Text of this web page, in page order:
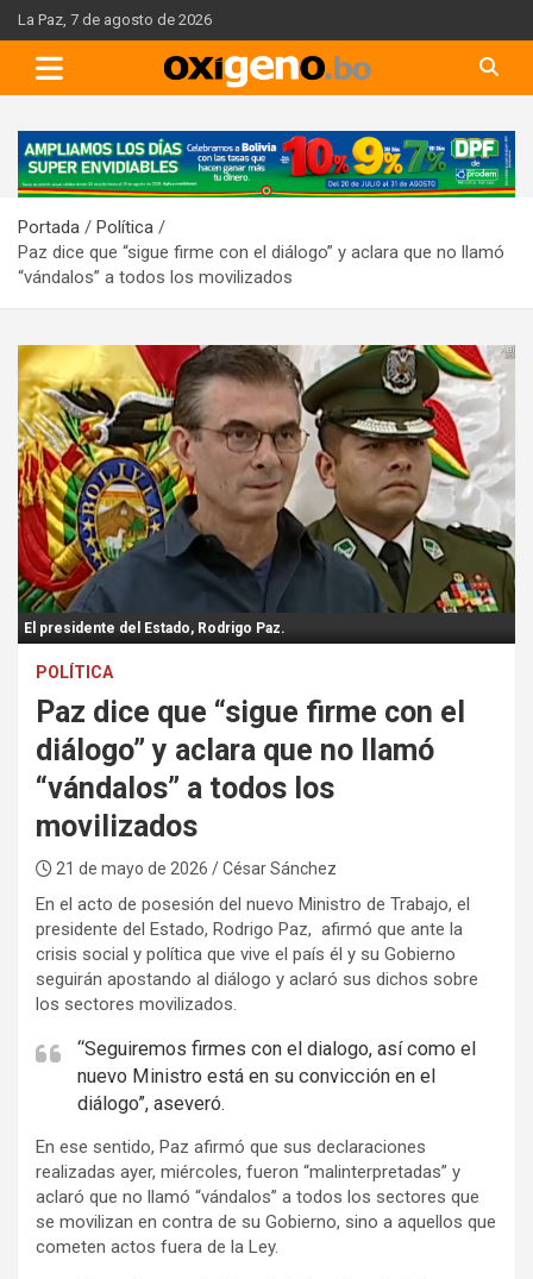
Skip
to
content
La Paz, 7 de agosto de 2026
A
d
e
r
t
s
e
m
e
n
t
:
Portada
Política
Paz dice que “sigue firme con el diálogo” y aclara que no llamó
“vándalos” a todos los movilizados
El presidente del Estado, Rodrigo Paz.
POLÍTICA
Paz dice que “sigue firme con el
diálogo” y aclara que no llamó
“vándalos” a todos los
movilizados
21 de mayo de 2026 / César Sánchez
En el acto de posesión del nuevo Ministro de Trabajo, el
presidente del Estado, Rodrigo Paz, afirmó que ante la
crisis social y política que vive el país él y su Gobierno
seguirán apostando al diálogo y aclaró sus dichos sobre
los sectores movilizados.
“Seguiremos firmes con el dialogo, así como el
nuevo Ministro está en su convicción en el
diálogo”, aseveró.
En ese sentido, Paz afirmó que sus declaraciones
realizadas ayer, miércoles, fueron “malinterpretadas” y
aclaró que no llamó “vándalos” a todos los sectores que
se movilizan en contra de su Gobierno, sino a aquellos que
cometen actos fuera de la Ley.